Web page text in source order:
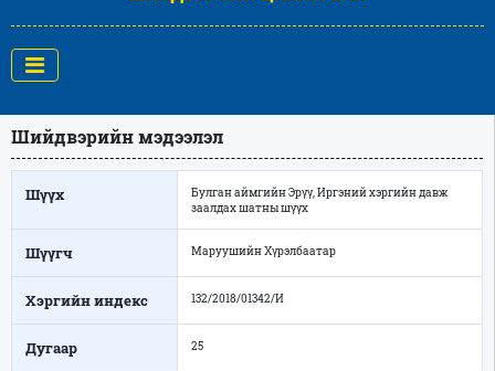
Шийдвэрийн мэдээлэл
Шүүх
Булган аймгийн Эрүү, Иргэний хэргийн давж
заалдах шатны шүүх
Шүүгч Маруушийн Хүрэлбаатар
Хэргийн индекс 132/2018/01342/И
Дугаар 25